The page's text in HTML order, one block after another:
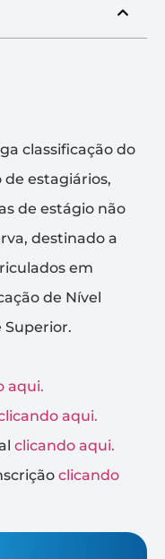
classificação do
de estagiários,
de estágio não
destinado a
em
de Nível
Superior.
aqui.
aqui.
clicando aqui.
clicando